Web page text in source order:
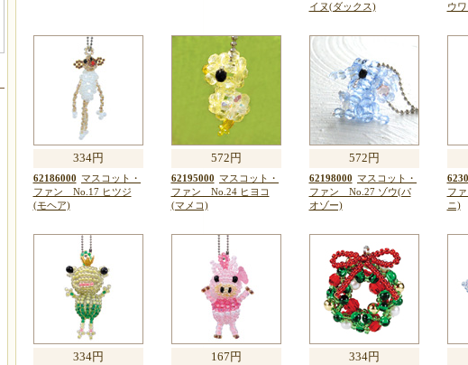
イヌ(ダックス)
ウ
334円
62186000 マスコット・
ファン No.17 ヒツジ
(モヘア)
572円
62195000 マスコット・
ファン No.24 ヒヨコ
(マメコ)
572円
62198000 マスコット・
ファン No.27 ゾウ(パ
オゾー)
フ
ニ)
334円 167円 334円